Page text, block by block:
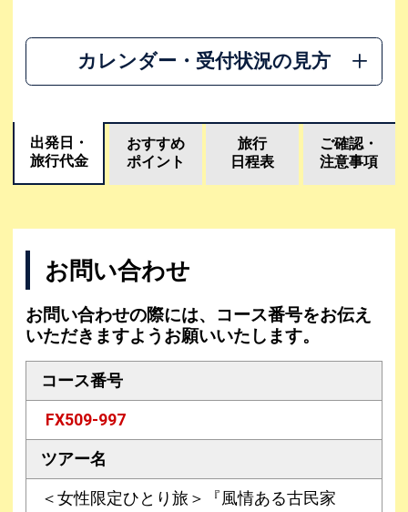
カレンダー・受付状況の見方
出発日・
旅行代金
おすすめ
ポイント
旅行
日程表
ご確認・
注意事項
お問い合わせ
お問い合わせの際には、コース番号をお伝え
いただきますようお願いいたします。
コース番号
FX509-997
ツアー名
＜女性限定ひとり旅＞『風情ある古民家